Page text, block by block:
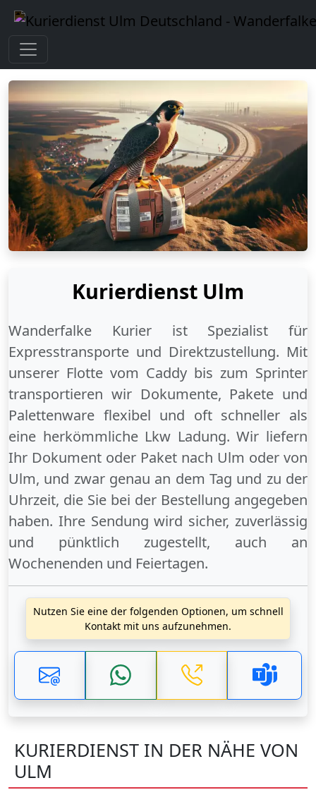
Kurierdienst Ulm
Wanderfalke Kurier ist Spezialist für
Expresstransporte und Direktzustellung. Mit
unserer Flotte vom Caddy bis zum Sprinter
transportieren wir Dokumente, Pakete und
Palettenware flexibel und oft schneller als
eine herkömmliche Lkw Ladung. Wir liefern
Ihr Dokument oder Paket nach Ulm oder von
Ulm, und zwar genau an dem Tag und zu der
Uhrzeit, die Sie bei der Bestellung angegeben
haben. Ihre Sendung wird sicher, zuverlässig
und pünktlich zugestellt, auch an
Wochenenden und Feiertagen.
Nutzen Sie eine der folgenden Optionen, um schnell
Kontakt mit uns aufzunehmen.
KURIERDIENST IN DER NÄHE VON
ULM